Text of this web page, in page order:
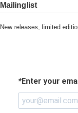
Mailinglist
New releases, limited
Enter your
*